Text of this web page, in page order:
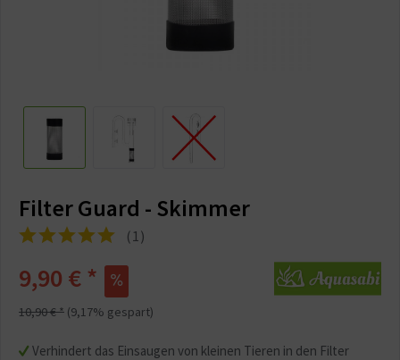
Filter Guard - Skimmer
(1)
Verhindert das Einsaugen von kleinen Tieren in den Filter
9,90 € *
10,90 € * (9,17% gespart)